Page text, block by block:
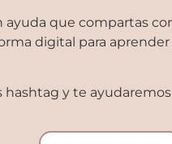
ayuda que compartas
digital para
hashtag y te